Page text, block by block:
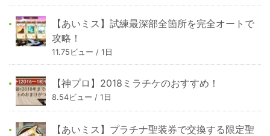
【あいミス】試練最深部全箇所を完全オートで
攻略！
11.75ビュー / 1日
【神プロ】2018ミラチケのおすすめ！
8.54ビュー / 1日
【あいミス】プラチナ聖装券で交換する限定聖